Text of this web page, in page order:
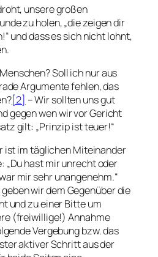
unsere großen
zu holen, „die zeigen dir
und dass es sich nicht lohnt,
Soll ich nur aus
Argumente fehlen, das
[2] – Wir sollten uns gut
gegen wen wir vor Gericht
gilt: „Prinzip ist teuer!“
ist im täglichen Miteinander
„Du hast mir unrecht oder
mir sehr unangenehm.“
wir dem Gegenüber die
und zu einer Bitte um
(freiwillige!) Annahme
Vergebung bzw. das
aktiver Schritt aus der